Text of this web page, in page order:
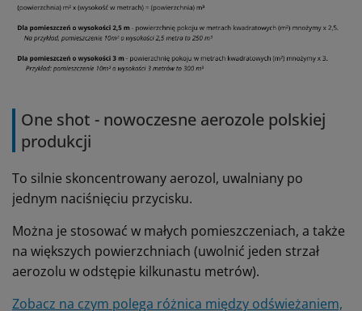
One shot - nowoczesne aerozole polskiej
produkcji
To silnie skoncentrowany aerozol, uwalniany po
jednym naciśnięciu przycisku.
Można je stosować w małych pomieszczeniach, a także
na większych powierzchniach (uwolnić jeden strzał
aerozolu w odstępie kilkunastu metrów).
Zobacz na czym polega różnica między odświeżaniem,